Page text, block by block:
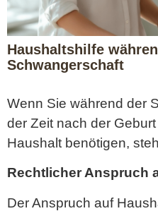
Haushaltshilfe
Schwangerschaft
Wenn Sie während der
der Zeit nach der
Haushalt benötigen,
Rechtlicher Anspruch
Der Anspruch auf